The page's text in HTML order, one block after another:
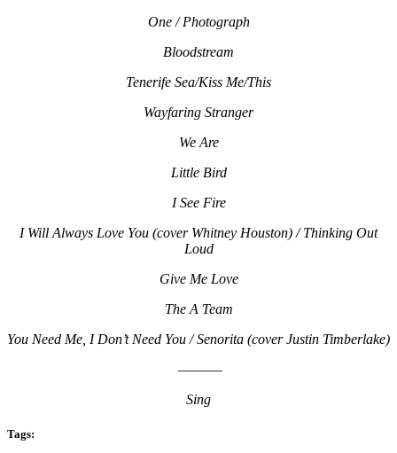
One / Photograph
Bloodstream
Tenerife Sea/Kiss Me/This
Wayfaring Stranger
We Are
Little Bird
I See Fire
I Will Always Love You (cover Whitney Houston) / Thinking Out
Loud
Give Me Love
The A Team
You Need Me, I Don’t Need You / Senorita (cover Justin Timberlake)
———–
Sing
Tags: